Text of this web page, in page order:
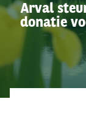
Arval
donatie
Occasions
Klantenservice
Over Arval